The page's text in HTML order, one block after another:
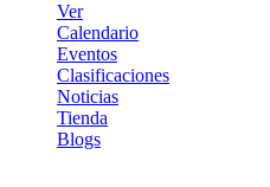
Ver
Calendario
Eventos
Clasificaciones
Noticias
Tienda
Blogs